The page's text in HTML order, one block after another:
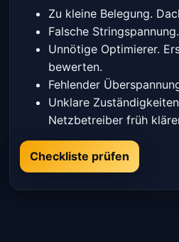
Zu kleine Belegung.
Falsche
Unnötige Optimierer.
bewerten.
Fehlender
Unklare
Netzbetreiber früh
Checkliste prüfen